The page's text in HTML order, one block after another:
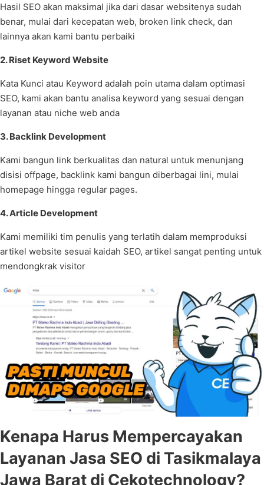
Hasil SEO akan maksimal jika dari dasar websitenya sudah
benar, mulai dari kecepatan web, broken link check, dan
lainnya akan kami bantu perbaiki
2. Riset Keyword Website
Kata Kunci atau Keyword adalah poin utama dalam optimasi
SEO, kami akan bantu analisa keyword yang sesuai dengan
layanan atau niche web anda
3. Backlink Development
Kami bangun link berkualitas dan natural untuk menunjang
disisi offpage, backlink kami bangun diberbagai lini, mulai
homepage hingga regular pages.
4. Article Development
Kami memiliki tim penulis yang terlatih dalam memproduksi
artikel website sesuai kaidah SEO, artikel sangat penting untuk
mendongkrak visitor
Kenapa Harus Mempercayakan
Layanan Jasa SEO di Tasikmalaya
Jawa Barat di Cekotechnology?